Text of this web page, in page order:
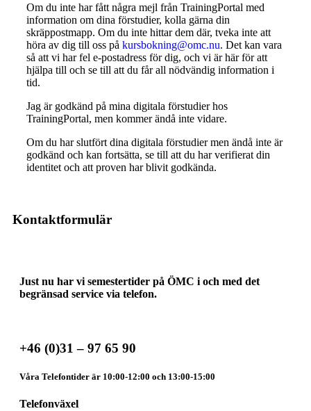
Om du inte har fått några mejl från TrainingPortal med
information om dina förstudier, kolla gärna din
skräppostmapp. Om du inte hittar dem där, tveka inte att
höra av dig till oss på kursbokning@omc.nu. Det kan vara
så att vi har fel e-postadress för dig, och vi är här för att
hjälpa till och se till att du får all nödvändig information i
tid.
Jag är godkänd på mina digitala förstudier hos
TrainingPortal, men kommer ändå inte vidare.
Om du har slutfört dina digitala förstudier men ändå inte är
godkänd och kan fortsätta, se till att du har verifierat din
identitet och att proven har blivit godkända.
Kontaktformulär
Just nu har vi semestertider på ÖMC i och med det
begränsad service via telefon.
+46 (0)31 – 97 65 90
Våra Telefontider är 10:00-12:00 och 13:00-15:00
Telefonväxel